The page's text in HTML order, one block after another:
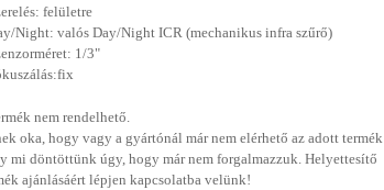
felületre
Night: valós Day/Night ICR (mechanikus infra szűrő)
1/3"
nem rendelhető.
oka, hogy vagy a gyártónál már nem elérhető az adott termék
mi döntöttünk úgy, hogy már nem forgalmazzuk. Helyettesítő
ajánlásáért lépjen kapcsolatba velünk!